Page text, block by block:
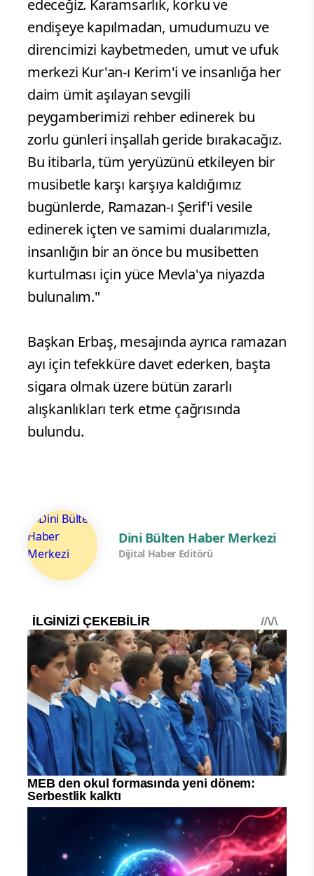
edeceğiz. Karamsarlık, korku ve
endişeye kapılmadan, umudumuzu ve
direncimizi kaybetmeden, umut ve ufuk
merkezi Kur'an-ı Kerim'i ve insanlığa her
daim ümit aşılayan sevgili
peygamberimizi rehber edinerek bu
zorlu günleri inşallah geride bırakacağız.
Bu itibarla, tüm yeryüzünü etkileyen bir
musibetle karşı karşıya kaldığımız
bugünlerde, Ramazan-ı Şerif'i vesile
edinerek içten ve samimi dualarımızla,
insanlığın bir an önce bu musibetten
kurtulması için yüce Mevla'ya niyazda
bulunalım."
Başkan Erbaş, mesajında ayrıca ramazan
ayı için tefekküre davet ederken, başta
sigara olmak üzere bütün zararlı
alışkanlıkları terk etme çağrısında
bulundu.
Dini Bülten Haber Merkezi
Dijital Haber Editörü